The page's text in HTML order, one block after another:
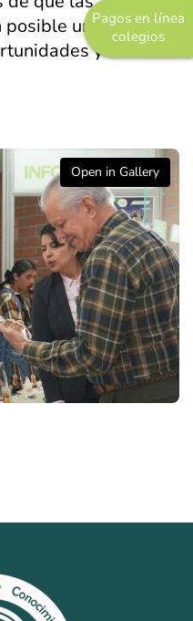
Pagos en línea
colegios
Empresarial
COREDI Bioventas
de Gestión
de la Calidad
Gestión Humana
y Salud en el Trabajo
posible una
y
Open in Gallery